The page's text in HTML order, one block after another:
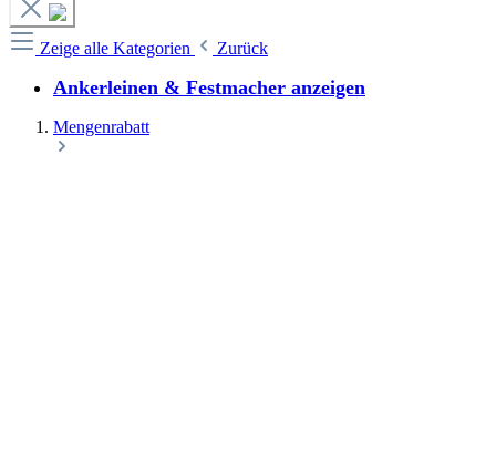
Zeige alle Kategorien Zurück
Ankerleinen & Festmacher anzeigen
Mengenrabatt